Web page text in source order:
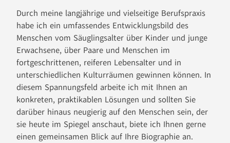
Durch meine langjährige und vielseitige Berufspraxis
habe ich ein umfassendes Entwicklungsbild des
Menschen vom Säuglingsalter über Kinder und junge
Erwachsene, über Paare und Menschen im
fortgeschrittenen, reiferen Lebensalter und in
unterschiedlichen Kulturräumen gewinnen können. In
diesem Spannungsfeld arbeite ich mit Ihnen an
konkreten, praktikablen Lösungen und sollten Sie
darüber hinaus neugierig auf den Menschen sein, der
sie heute im Spiegel anschaut, biete ich Ihnen gerne
einen gemeinsamen Blick auf Ihre Biographie an.